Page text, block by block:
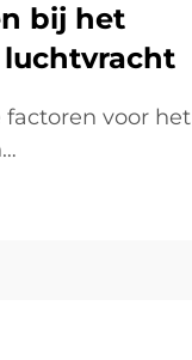
bij het
factoren voor het